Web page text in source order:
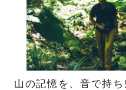
山の記憶を、音で持